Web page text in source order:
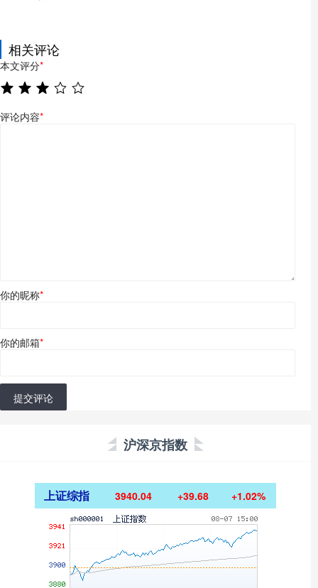
相关评论
本文评分*
评论内容*
你的昵称*
你的邮箱*
提交评论
沪深京指数
上证综指 3940.04 +39.68 +1.02%